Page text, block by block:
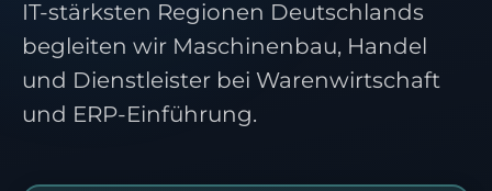
IT-stärksten Regionen Deutschlands
begleiten wir Maschinenbau, Handel
und Dienstleister bei Warenwirtschaft
und ERP-Einführung.